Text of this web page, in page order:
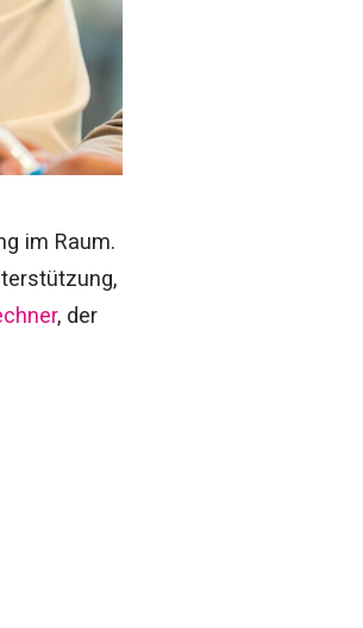
im Raum.
, der